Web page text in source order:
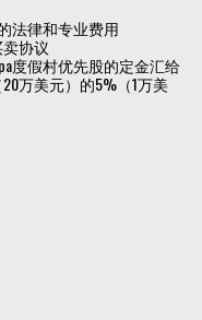
法律和专业费用
卖协议
度假村优先股的定金汇给
万美元）的5%（1万美